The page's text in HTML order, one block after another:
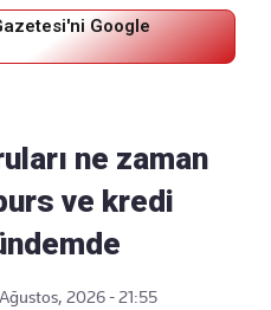
Google
ne zaman
ve kredi
2026 - 21:55